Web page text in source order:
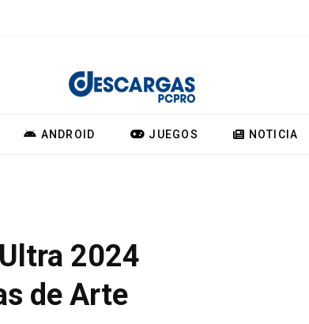
ANDROID JUEGOS NOTICIA
2024
de Arte